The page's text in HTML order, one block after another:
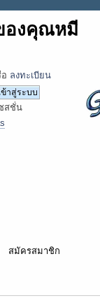
องคุณหมี
ลงทะเบียน
สชั่น
สมัครสมาชิก